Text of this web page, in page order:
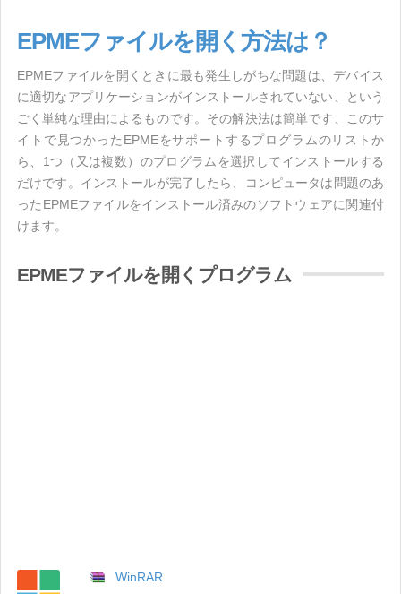
EPMEファイルを開く方法は？
EPMEファイルを開くときに最も発生しがちな問題は、デバイス
に適切なアプリケーションがインストールされていない、という
ごく単純な理由によるものです。その解決法は簡単です、このサ
イトで見つかったEPMEをサポートするプログラムのリストか
ら、1つ（又は複数）のプログラムを選択してインストールする
だけです。インストールが完了したら、コンピュータは問題のあ
ったEPMEファイルをインストール済みのソフトウェアに関連付
けます。
EPMEファイルを開くプログラム
WinRAR